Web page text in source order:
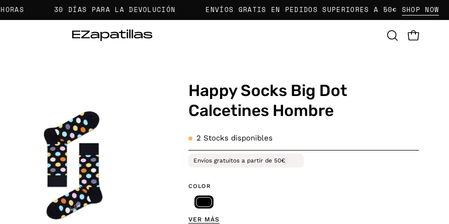
30 DÍAS PARA LA DEVOLUCIÓN ENVÍOS GRATIS EN PEDIDOS SUPERIORES A 50€SHOP NOW
AbrirCARRO
Happy Socks Big Dot
Calcetines Hombre
2 Stocks disponibles
Envíos gratuitos a partir de 50€
COLOR
VER MÁS